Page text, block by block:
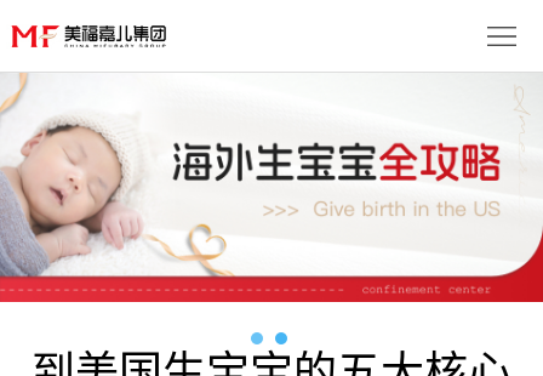
子
优
势
服
务
流
月
子
成